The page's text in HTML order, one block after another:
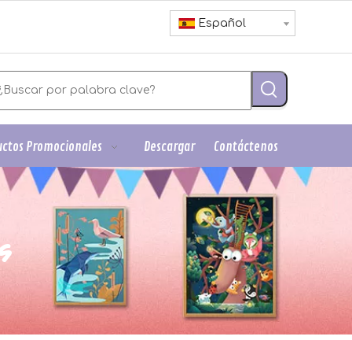
Español
Promocionales Descargar Contáctenos